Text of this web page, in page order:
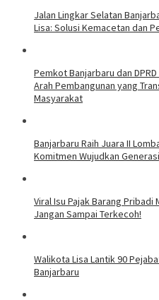
Jalan Lingkar Selatan
Lisa: Solusi Kemacetan dan
Pemkot Banjarbaru dan
Arah Pembangunan yang
Masyarakat
Banjarbaru Raih Juara II
Komitmen Wujudkan
Viral Isu Pajak Barang Pribadi
Jangan Sampai Terkecoh!
Walikota Lisa Lantik 90
Banjarbaru